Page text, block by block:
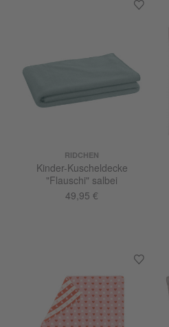
RIDCHEN
Kinder-Kuscheldecke
"Flauschi" salbei
49,95 €